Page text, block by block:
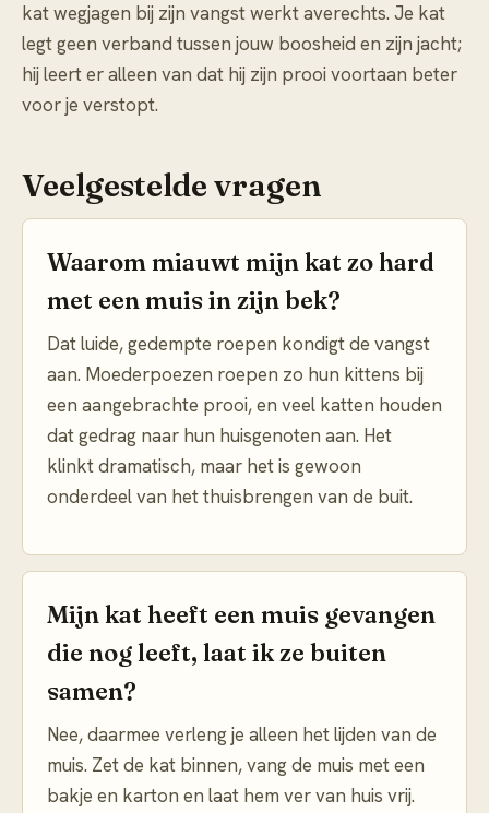
kat wegjagen bij zijn vangst werkt averechts. Je kat
legt geen verband tussen jouw boosheid en zijn jacht;
hij leert er alleen van dat hij zijn prooi voortaan beter
voor je verstopt.
Veelgestelde vragen
Waarom miauwt mijn kat zo hard
met een muis in zijn bek?
Dat luide, gedempte roepen kondigt de vangst
aan. Moederpoezen roepen zo hun kittens bij
een aangebrachte prooi, en veel katten houden
dat gedrag naar hun huisgenoten aan. Het
klinkt dramatisch, maar het is gewoon
onderdeel van het thuisbrengen van de buit.
Mijn kat heeft een muis gevangen
die nog leeft, laat ik ze buiten
samen?
Nee, daarmee verleng je alleen het lijden van de
muis. Zet de kat binnen, vang de muis met een
bakje en karton en laat hem ver van huis vrij.